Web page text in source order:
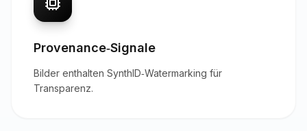
Provenance‑Signale
Bilder enthalten SynthID‑Watermarking für
Transparenz.